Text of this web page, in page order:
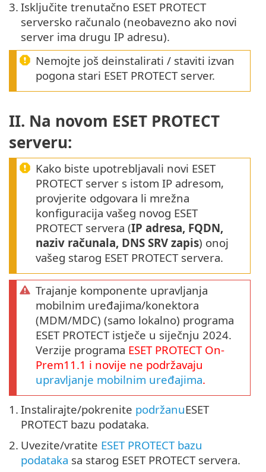
3. Isključite trenutačno ESET PROTECT
serversko računalo (neobavezno ako novi
server ima drugu IP adresu).
Nemojte još deinstalirati / staviti izvan
pogona stari ESET PROTECT server.
II. Na novom ESET PROTECT
serveru:
Kako biste upotrebljavali novi ESET
PROTECT server s istom IP adresom,
provjerite odgovara li mrežna
konfiguracija vašeg novog ESET
PROTECT servera (IP adresa, FQDN,
naziv računala, DNS SRV zapis) onoj
vašeg starog ESET PROTECT servera.
Trajanje komponente upravljanja
mobilnim uređajima/konektora
(MDM/MDC) (samo lokalno) programa
ESET PROTECT istječe u siječnju 2024.
Verzije programa ESET PROTECT On-
Prem11.1 i novije ne podržavaju
upravljanje mobilnim uređajima.
1. Instalirajte/pokrenite podržanuESET
PROTECT bazu podataka.
2. Uvezite/vratite ESET PROTECT bazu
podataka sa starog ESET PROTECT servera.